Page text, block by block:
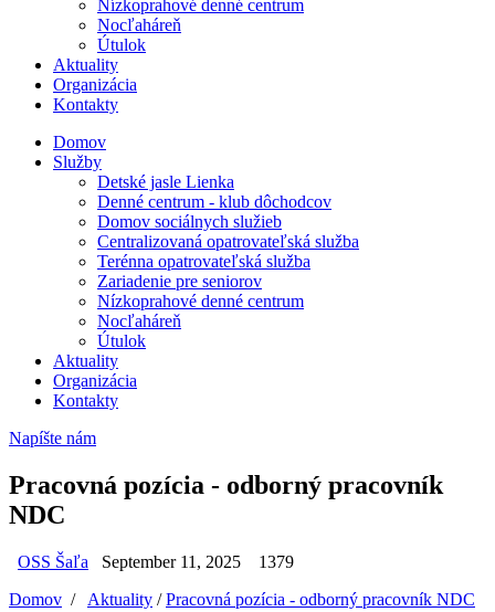
Nízkoprahové denné centrum
Nocľaháreň
Útulok
Aktuality
Organizácia
Kontakty
Domov
Služby
Detské jasle Lienka
Denné centrum - klub dôchodcov
Domov sociálnych služieb
Centralizovaná opatrovateľská služba
Terénna opatrovateľská služba
Zariadenie pre seniorov
Nízkoprahové denné centrum
Nocľaháreň
Útulok
Aktuality
Organizácia
Kontakty
Napíšte nám
Pracovná pozícia - odborný pracovník
NDC
OSS Šaľa September 11, 2025
1379
Domov / Aktuality /Pracovná pozícia - odborný pracovník NDC